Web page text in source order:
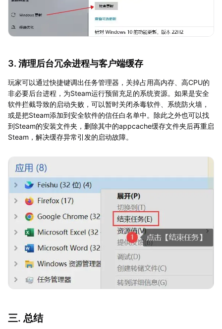
3. 清理后台冗余进程与客户端缓存
玩家可以通过快捷键调出任务管理器，关掉占用高内存、高CPU的
非必要后台进程，为Steam运行预留充足的系统资源。如果是安全
软件拦截导致的启动失败，可以暂时关闭杀毒软件、系统防火墙，
或是把Steam添加到安全软件的信任白名单中。除此之外也可以找
到Steam的安装文件夹，删除其中的appcache缓存文件夹后再重启
Steam，解决缓存异常引发的启动故障。
三. 总结